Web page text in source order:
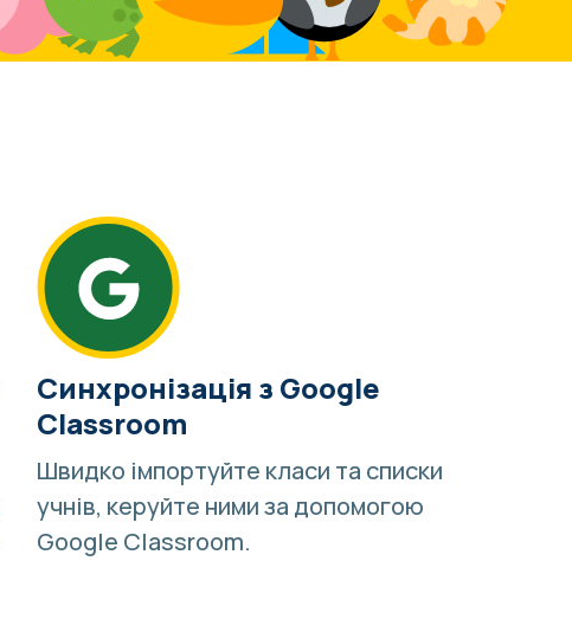
Синхронізація з Google
Classroom
Швидко імпортуйте класи та списки
учнів, керуйте ними за допомогою
Google Classroom.